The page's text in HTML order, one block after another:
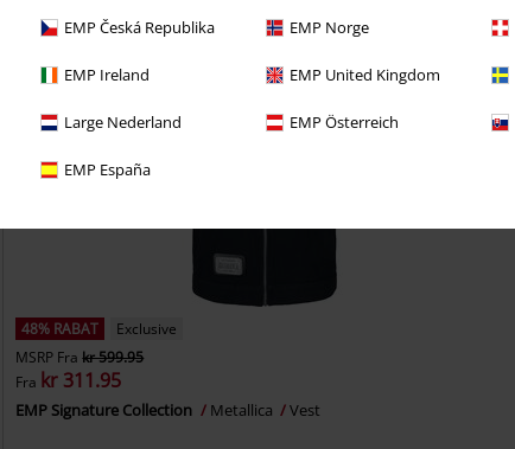
EMP Česká Republika EMP Norge
EMP Ireland EMP United Kingdom
Large Nederland EMP Österreich
EMP España
48% RABAT
Exclusive
MSRP Frakr 599.95
Fra kr 311.95
EMP Signature Collection Metallica Vest